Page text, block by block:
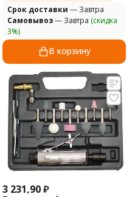
Cрок доставки — Завтра
Самовывоз— Завтра (скидка
3%)
В корзину
3 231,90₽